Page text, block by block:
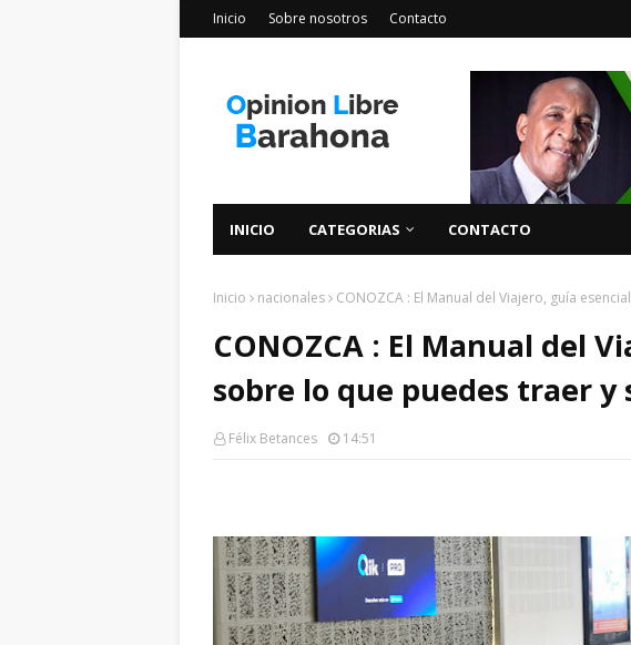
Inicio Sobre nosotros Contacto
INICIO CATEGORIAS CONTACTO
Inicio nacionales CONOZCA : El Manual del Viajero, guía
CONOZCA : El Manual del
sobre lo que puedes traer y
Félix Betances 14:51